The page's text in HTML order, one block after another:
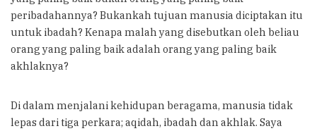
peribadahannya? Bukankah tujuan manusia diciptakan itu
untuk ibadah? Kenapa malah yang disebutkan oleh beliau
orang yang paling baik adalah orang yang paling baik
akhlaknya?
Di dalam menjalani kehidupan beragama, manusia tidak
lepas dari tiga perkara; aqidah, ibadah dan akhlak. Saya